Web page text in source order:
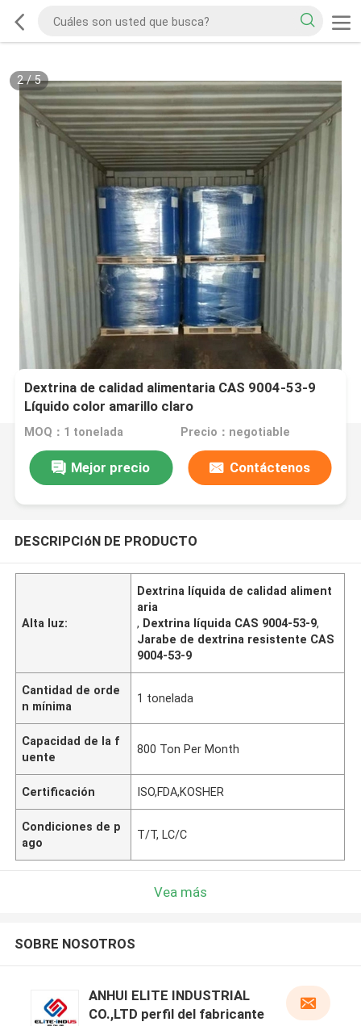
2/5
Dextrina de calidad alimentaria CAS 9004-53-9
Líquido color amarillo claro
MOQ：1 tonelada Precio：negotiable
Mejor precio Contáctenos
DESCRIPCIóN DE PRODUCTO
Alta luz:
Dextrina líquida de calidad aliment
aria
, Dextrina líquida CAS 9004-53-9,
Jarabe de dextrina resistente CAS
9004-53-9
Cantidad de orde
n mínima
1 tonelada
Capacidad de la f
uente
800 Ton Per Month
Certificación ISO,FDA,KOSHER
Condiciones de p
ago
T/T, LC/C
Vea más
SOBRE NOSOTROS
ANHUI ELITE INDUSTRIAL
CO.,LTD perfil del fabricante